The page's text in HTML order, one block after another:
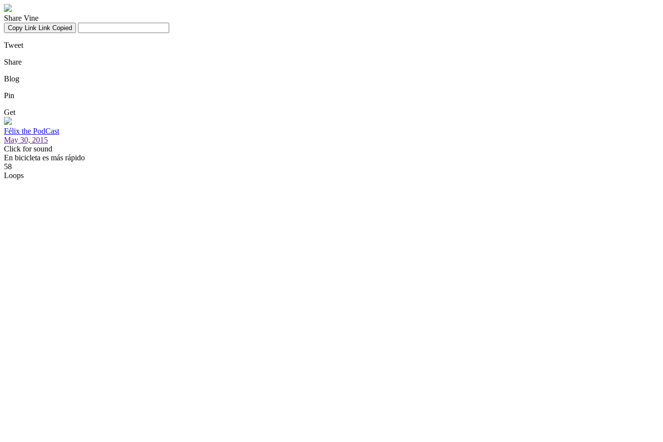
Share Vine
Copy Link Link Copied
Tweet
Share
Blog
Pin
Get
Félix the PodCast
May 30, 2015
Click for sound
En bicicleta es más rápido
58
Loops